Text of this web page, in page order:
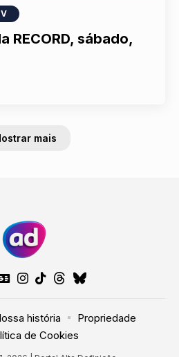
RECORD, sábado,
mais
história
Propriedade
de Cookies